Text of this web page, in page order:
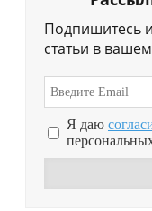
Подпишитесь
статьи в
Я даю